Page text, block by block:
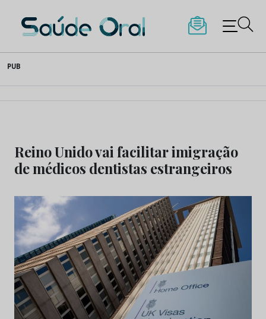
to
content
Saúde Oral
PUB
Reino Unido vai facilitar imigração
de médicos dentistas estrangeiros